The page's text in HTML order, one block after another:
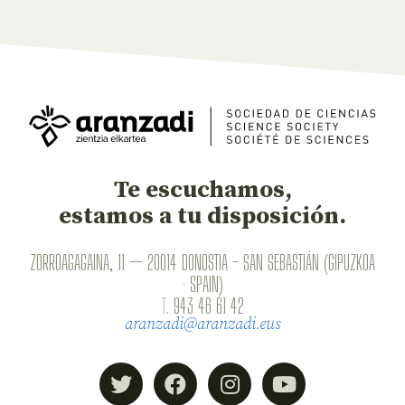
Te escuchamos,
estamos a tu disposición.
ZORROAGAGAINA, 11 — 20014 DONOSTIA - SAN SEBASTIÁN (GIPUZKOA
· SPAIN)
T. 943 46 61 42
aranzadi@aranzadi.eus